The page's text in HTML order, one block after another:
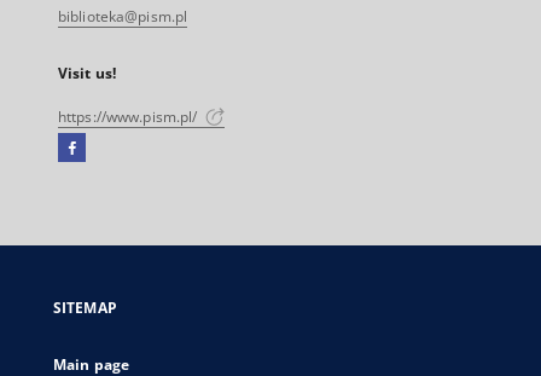
biblioteka@pism.pl
Visit us!
https://www.pism.pl/
Facebook
open
new
SITEMAP
Main page